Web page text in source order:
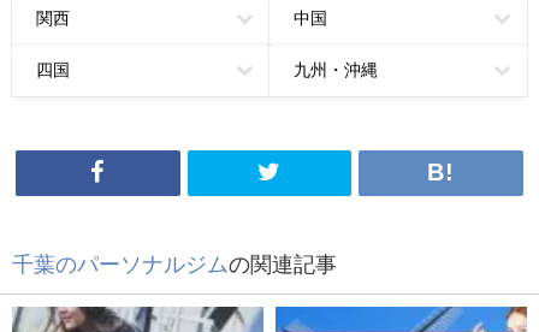
関西 中国
四国 九州・沖縄
千葉のパーソナルジムの関連記事